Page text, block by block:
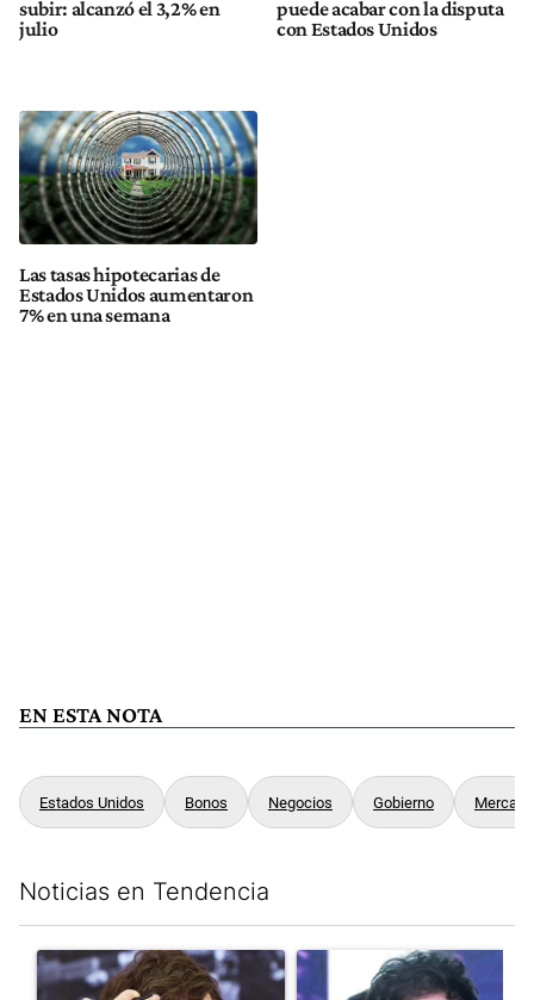
subir: alcanzó el 3,2% en
julio
puede acabar con la disputa
con Estados Unidos
Las tasas hipotecarias de
Estados Unidos aumentaron
7% en una semana
EN ESTA NOTA
Estados Unidos Bonos Negocios Gobierno
Noticias en Tendencia
Un artículo de tendencia con el título "Yo, Milei" con 3
Un artículo de tendencia con